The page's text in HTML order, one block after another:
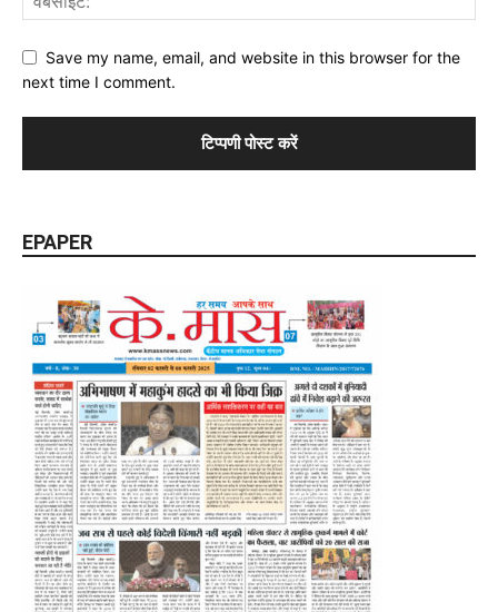
Save my name, email, and website in this browser for the
next time I comment.
EPAPER